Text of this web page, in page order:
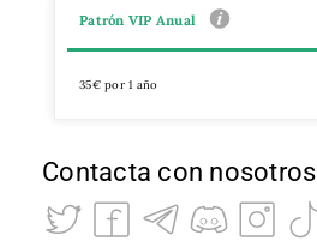
Patrón VIP Anual
35€ por 1 año
Contacta con nosotros